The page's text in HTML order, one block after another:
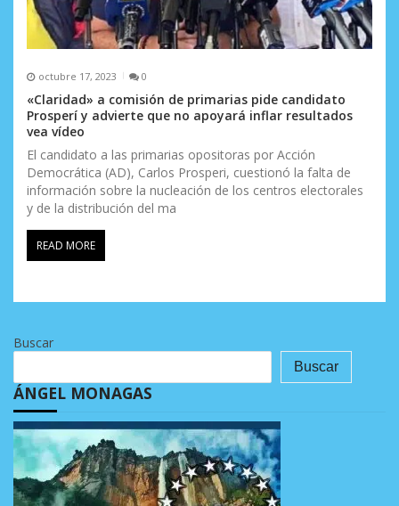
octubre 17, 2023 0
«Claridad» a comisión de primarias pide candidato
Prosperí y advierte que no apoyará inflar resultados
vea vídeo
El candidato a las primarias opositoras por Acción
Democrática (AD), Carlos Prosperi, cuestionó la falta de
información sobre la nucleación de los centros electorales
y de la distribución del ma
READ MORE
Buscar
Buscar
ÁNGEL MONAGAS